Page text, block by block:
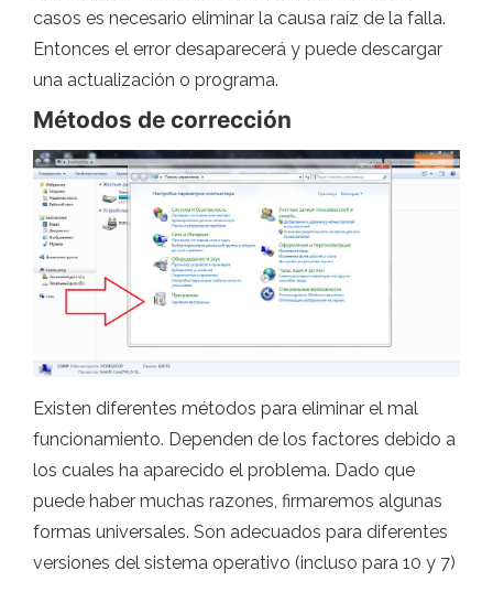
casos es necesario eliminar la causa raíz de la falla.
Entonces el error desaparecerá y puede descargar
una actualización o programa.
Métodos de corrección
Existen diferentes métodos para eliminar el mal
funcionamiento. Dependen de los factores debido a
los cuales ha aparecido el problema. Dado que
puede haber muchas razones, firmaremos algunas
formas universales. Son adecuados para diferentes
versiones del sistema operativo (incluso para 10 y 7)